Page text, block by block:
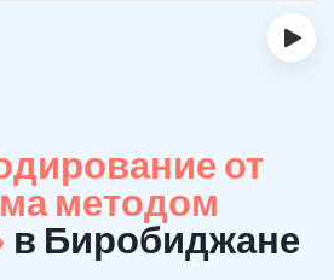
›
от
методом
в Биробиджане